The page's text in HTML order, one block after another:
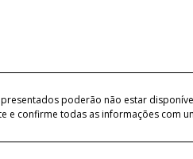
poderão não estar
confirme todas as informações com